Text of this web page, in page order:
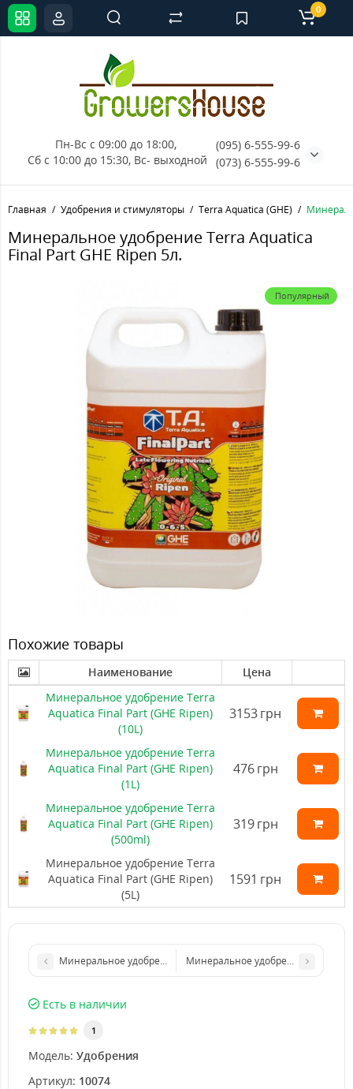
Пн-Вс с 09:00 до 18:00,
Сб с 10:00 до 15:30, Вс- выходной
(095) 6-555-99-6
(073) 6-555-99-6
0
Главная Удобрения и стимуляторы Terra Aquatica (GHE)
Минеральное удобрение Terra Aquatica
Final Part GHE Ripen 5л.
Популярный
Похожие товары
Наименование
Цена
Минеральное удобрение Terra
Aquatica Final Part (GHE Ripen)
(10L)
3153грн
Минеральное удобрение Terra
Aquatica Final Part (GHE Ripen)
(1L)
476 грн
Минеральное удобрение Terra
Aquatica Final Part (GHE Ripen)
(500ml)
319 грн
Минеральное удобрение Terra
Aquatica Final Part (GHE Ripen)
(5L)
1591 грн
Минеральное удобрение Terra Aquatica Final Part (GHE Ripen)
Минеральное удобрение Terra
Есть в наличии
1
Модель: Удобрения
Артикул: 10074